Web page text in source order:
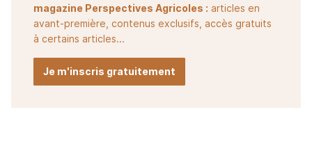
magazine Perspectives Agricoles : articles en
avant-première, contenus exclusifs, accès gratuits
à certains articles...
Je m'inscris gratuitement